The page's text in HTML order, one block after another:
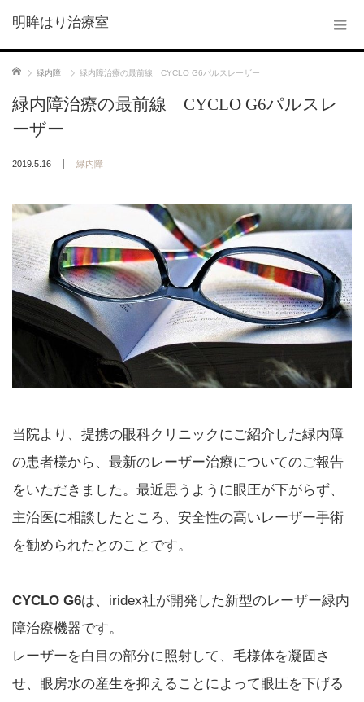
明眸はり治療室
ホーム 緑内障 緑内障治療の最前線 CYCLO G6パルスレーザー
緑内障治療の最前線 CYCLO G6パルスレ
ーザー
2019.5.16 緑内障
当院より、提携の眼科クリニックにご紹介した緑内障
の患者様から、最新のレーザー治療についてのご報告
をいただきました。最近思うように眼圧が下がらず、
主治医に相談したところ、安全性の高いレーザー手術
を勧められたとのことです。
CYCLO G6は、iridex社が開発した新型のレーザー緑内
障治療機器です。
レーザーを白目の部分に照射して、毛様体を凝固さ
せ、眼房水の産生を抑えることによって眼圧を下げる